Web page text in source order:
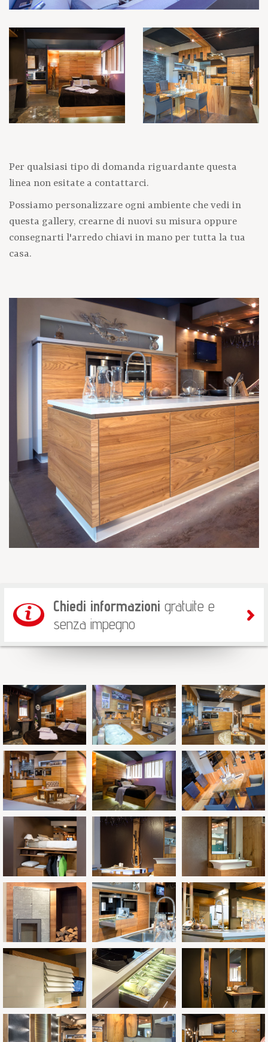
Per qualsiasi tipo di domanda riguardante questa
linea non esitate a contattarci.
Possiamo personalizzare ogni ambiente che vedi in
questa gallery, crearne di nuovi su misura oppure
consegnarti l'arredo chiavi in mano per tutta la tua
casa.
Chiedi informazioni gratuite e
senza impegno